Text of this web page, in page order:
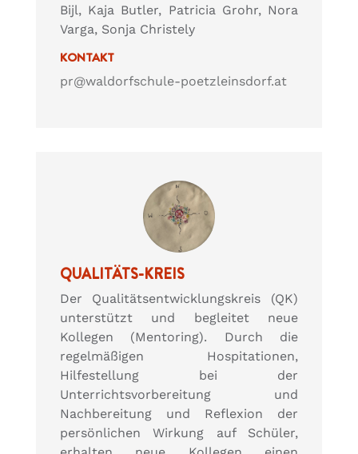
Bijl, Kaja Butler, Patricia Grohr, Nora
Varga, Sonja Christely
KONTAKT
pr@waldorfschule-poetzleinsdorf.at
QUALITÄTS-KREIS
Der Qualitätsentwicklungskreis (QK)
unterstützt und begleitet neue
Kollegen (Mentoring). Durch die
regelmäßigen Hospitationen,
Hilfestellung bei der
Unterrichtsvorbereitung und
Nachbereitung und Reflexion der
persönlichen Wirkung auf Schüler,